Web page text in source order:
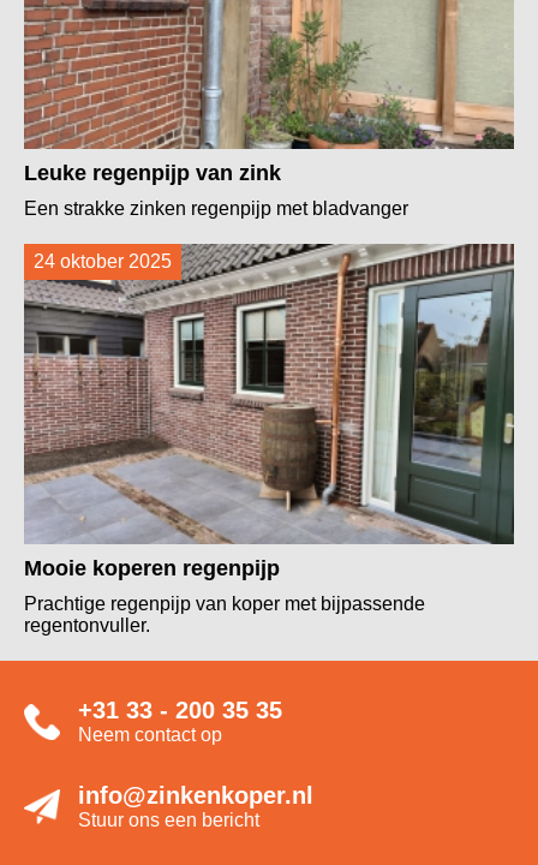
Leuke regenpijp van zink
Een strakke zinken regenpijp met bladvanger
24 oktober 2025
Mooie koperen regenpijp
Prachtige regenpijp van koper met bijpassende
regentonvuller.
+31 33 - 200 35 35
Neem contact op
info@zinkenkoper.nl
Stuur ons een bericht